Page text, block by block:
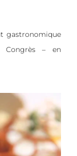
gastronomique
Congrès – en